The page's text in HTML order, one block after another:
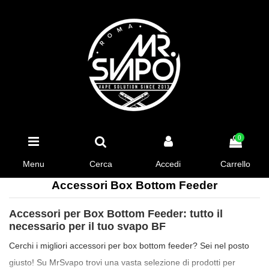
Menu Cerca Accedi
0
Carrello
Accessori Box Bottom Feeder
Accessori per Box Bottom Feeder: tutto il
necessario per il tuo svapo BF
Cerchi i migliori accessori per box bottom feeder? Sei nel posto
giusto! Su MrSvapo trovi una vasta selezione di prodotti per